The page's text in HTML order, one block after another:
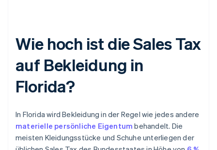
Wie hoch ist die Sales Tax
auf Bekleidung in
Florida?
In Florida wird Bekleidung in der Regel wie jedes andere
materielle persönliche Eigentum behandelt. Die
meisten Kleidungsstücke und Schuhe unterliegen der